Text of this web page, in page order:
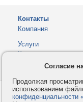
Контакты
Компания
Услуги
Как оплатить
© 2008-
Согласие
Продолжая
использованием
конфиденциальности